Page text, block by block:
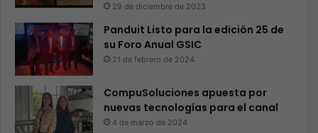
29 de diciembre de 2023
Panduit Listo para la edición 25 de
su Foro Anual GSIC
21 de febrero de 2024
CompuSoluciones apuesta por
nuevas tecnologías para el canal
4 de marzo de 2024